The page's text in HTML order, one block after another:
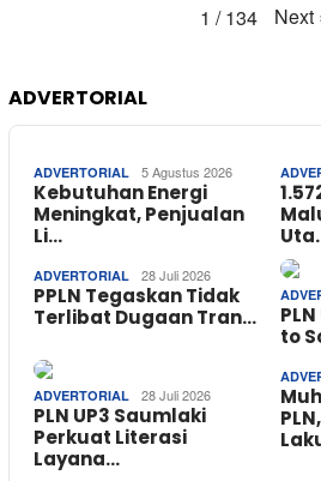
1 / 134 Next
ADVERTORIAL
ADVERTORIAL 5 Agustus 2026
Kebutuhan Energi
Meningkat, Penjualan
Li…
ADVERTORIAL 28 Juli 2026
PPLN Tegaskan Tidak
Terlibat Dugaan Tran…
to
ADVERTORIAL 28 Juli 2026
PLN UP3 Saumlaki
Perkuat Literasi
Layana…